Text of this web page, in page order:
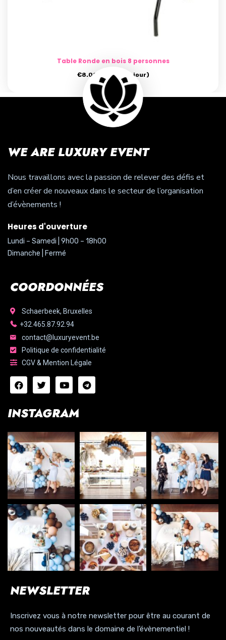
Table Ronde en bois 8 personnes
€8.00 - (prix par jour)
WE ARE LUXURY EVENT
Nous travaillons avec la passion de relever des défis et
d’en créer de nouveaux dans le secteur de l’organisation
d’évènements !
Heures d'ouverture
Lundi – Samedi | 9h00 – 18h00
Dimanche | Fermé
COORDONNÉES
Schaerbeek, Bruxelles
+32.465.87.92.94
contact@luxuryevent.be
Politique de confidentialité
CGV & Mention Légale
INSTAGRAM
NEWSLETTER
Inscrivez vous à notre newsletter pour être au courant de
nos nouveautés dans le domaine de l’évènementiel !